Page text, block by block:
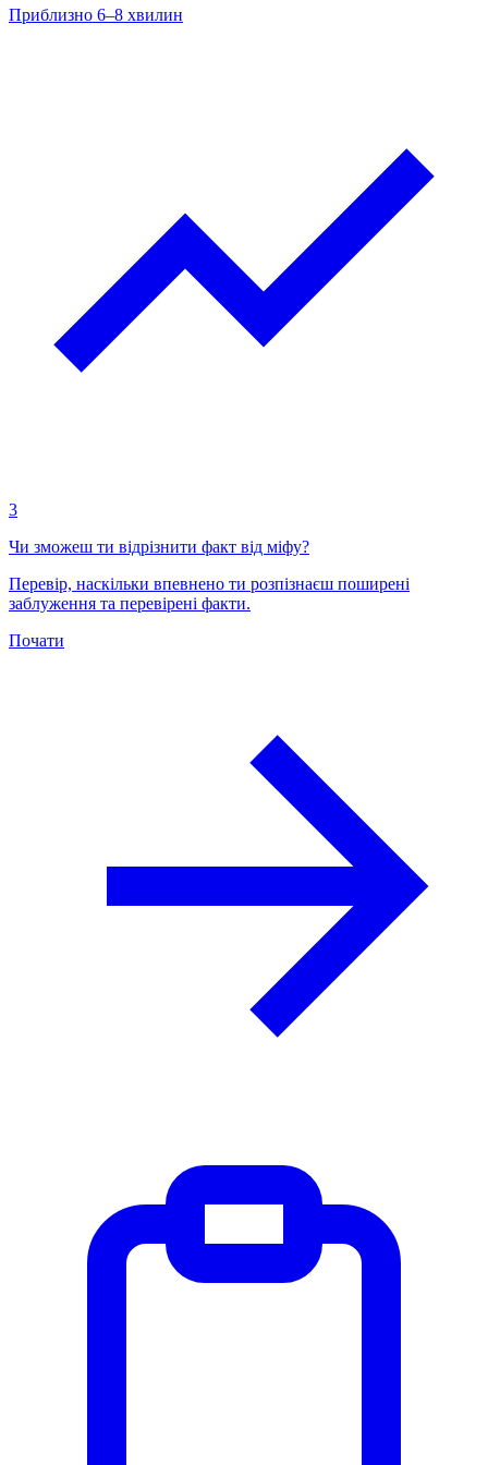
Приблизно 6–8 хвилин
3
Чи зможеш ти відрізнити факт від міфу?
Перевір, наскільки впевнено ти розпізнаєш поширені
заблуження та перевірені факти.
Почати